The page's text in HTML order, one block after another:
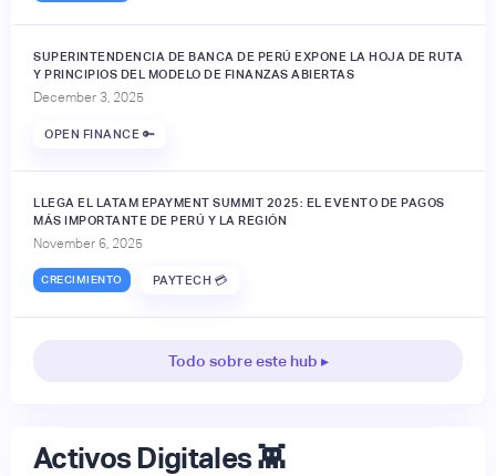
SUPERINTENDENCIA DE BANCA DE PERÚ EXPONE LA HOJA DE RUTA
Y PRINCIPIOS DEL MODELO DE FINANZAS ABIERTAS
December 3, 2025
OPEN FINANCE 🔑
LLEGA EL LATAM EPAYMENT SUMMIT 2025: EL EVENTO DE PAGOS
MÁS IMPORTANTE DE PERÚ Y LA REGIÓN
November 6, 2025
CRECIMIENTO PAYTECH 💳
Todo sobre este hub ▸
Activos Digitales 👾